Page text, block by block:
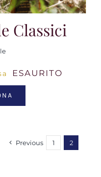
Classici
ESAURITO
Previous 1 2